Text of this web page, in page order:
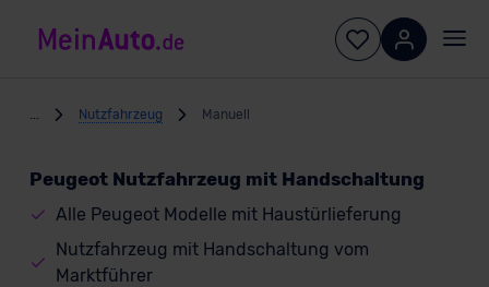
Nutzfahrzeug Manuell
Peugeot Nutzfahrzeug mit Handschaltung
Alle Peugeot Modelle mit Haustürlieferung
Nutzfahrzeug mit Handschaltung vom
Marktführer